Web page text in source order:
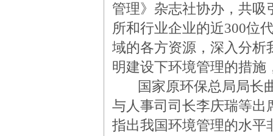
管理》杂志社协办，共
所和行业企业的近300位
域的各方资源，深入分析
明建设下环境管理的措
国家原环保总局局长
与人事司司长李庆瑞等出
指出我国环境管理的水平